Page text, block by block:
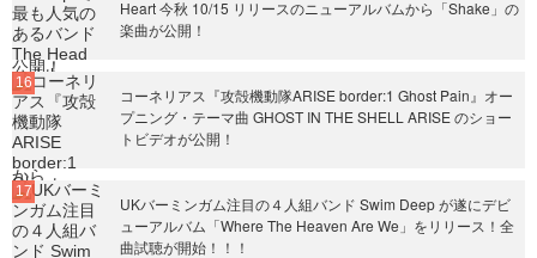
Heart 今秋 10/15 リリースのニューアルバムから「Shake」の
楽曲が公開！
コーネリアス『攻殻機動隊ARISE border:1 Ghost Pain』オー
プニング・テーマ曲 GHOST IN THE SHELL ARISE のショー
トビデオが公開！
UKバーミンガム注目の４人組バンド Swim Deep が遂にデビ
ューアルバム「Where The Heaven Are We」をリリース！全
曲試聴が開始！！！